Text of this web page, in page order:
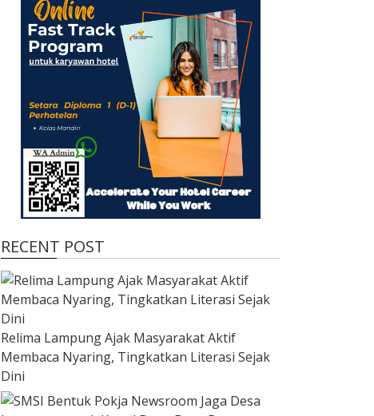
RECENT POST
Relima Lampung Ajak Masyarakat Aktif
Membaca Nyaring, Tingkatkan Literasi Sejak
Dini